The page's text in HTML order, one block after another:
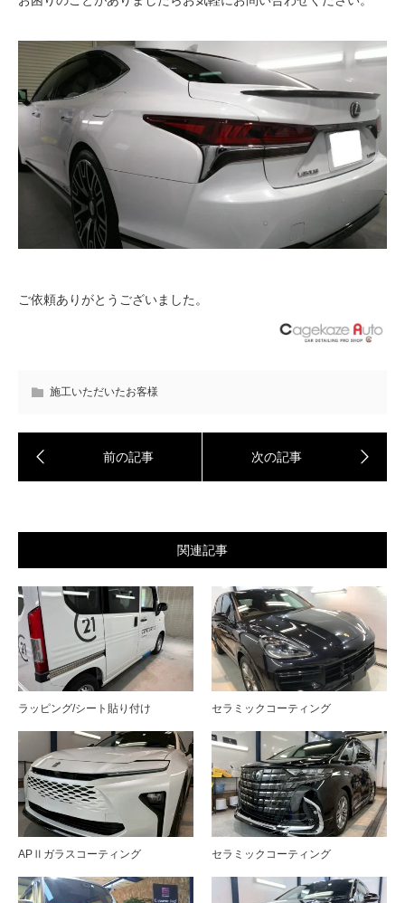
ご依頼ありがとうございました。
施工いただいたお客様
関連記事
ラッピング/シート貼り付け セラミックコーティング
APⅡガラスコーティング セラミックコーティング